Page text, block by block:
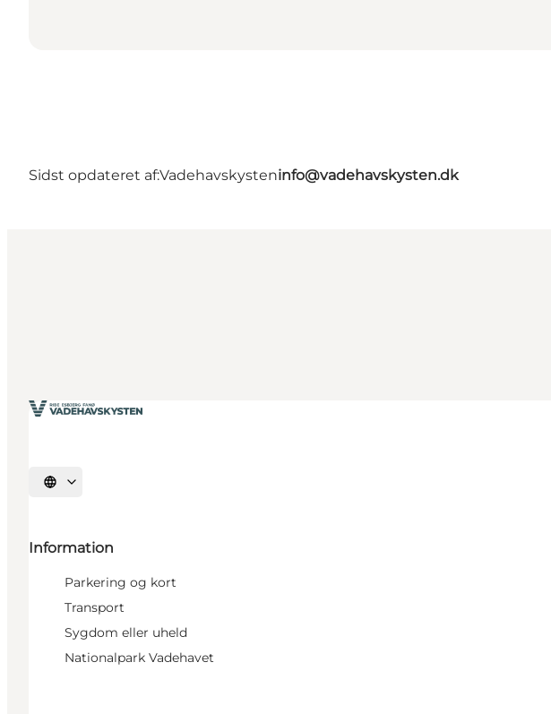
Sidst opdateret af:Vadehavskysteninfo@vadehavskysten.dk
Vælg sprog
Information
Parkering og kort
Transport
Sygdom eller uheld
Nationalpark Vadehavet